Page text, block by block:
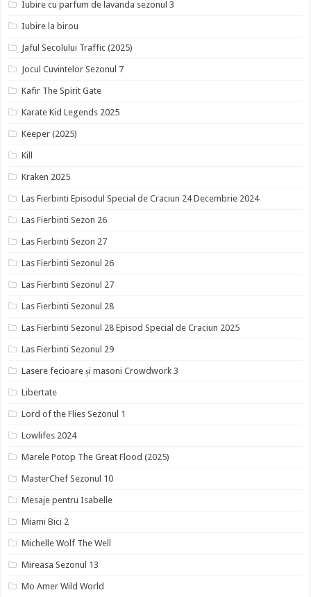
Iubire cu parfum de lavanda sezonul 3
Iubire la birou
Jaful Secolului Traffic (2025)
Jocul Cuvintelor Sezonul 7
Kafir The Spirit Gate
Karate Kid Legends 2025
Keeper (2025)
Kill
Kraken 2025
Las Fierbinti Episodul Special de Craciun 24 Decembrie 2024
Las Fierbinti Sezon 26
Las Fierbinti Sezon 27
Las Fierbinti Sezonul 26
Las Fierbinti Sezonul 27
Las Fierbinti Sezonul 28
Las Fierbinti Sezonul 28 Episod Special de Craciun 2025
Las Fierbinti Sezonul 29
Lasere fecioare și masoni Crowdwork 3
Libertate
Lord of the Flies Sezonul 1
Lowlifes 2024
Marele Potop The Great Flood (2025)
MasterChef Sezonul 10
Mesaje pentru Isabelle
Miami Bici 2
Michelle Wolf The Well
Mireasa Sezonul 13
Mo Amer Wild World